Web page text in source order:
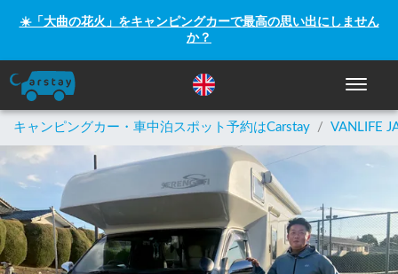
☀️「大曲の花火」をキャンピングカーで最高の思い出にしません
か？
ナビゲ
キャンピングカー・車中泊スポット予約はCarstay / VANLIFE